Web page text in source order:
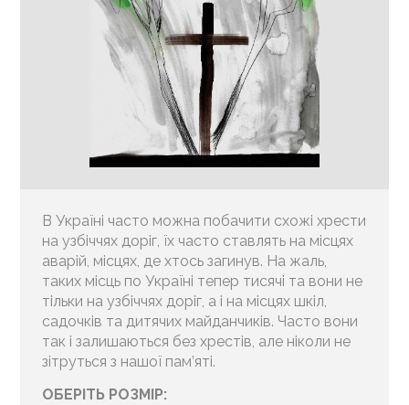
В Україні часто можна побачити схожі хрести
на узбіччях доріг, їх часто ставлять на місцях
аварій, місцях, де хтось загинув. На жаль,
таких місць по Україні тепер тисячі та вони не
тільки на узбіччях доріг, а і на місцях шкіл,
садочків та дитячих майданчиків. Часто вони
так і залишаються без хрестів, але ніколи не
зітруться з нашої пам’яті.
ОБЕРІТЬ РОЗМІР: